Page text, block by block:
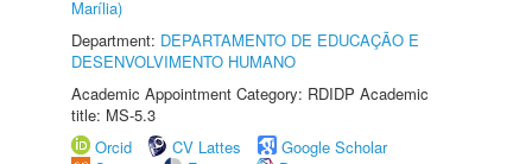
Marília)
Department: DEPARTAMENTO DE EDUCAÇÃO E
DESENVOLVIMENTO HUMANO
Academic Appointment Category: RDIDP Academic
title: MS-5.3
Orcid
CV Lattes
Google Scholar